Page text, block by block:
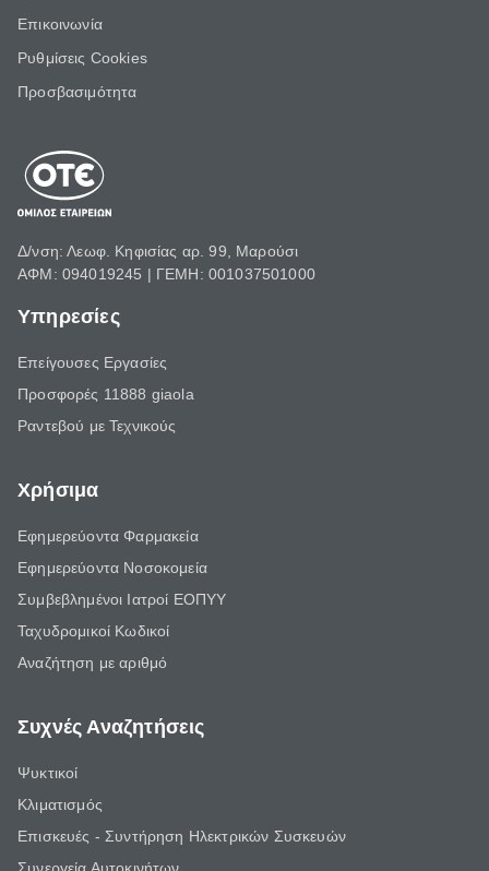
Επικοινωνία
Ρυθμίσεις Cookies
Προσβασιμότητα
Δ/νση: Λεωφ. Κηφισίας αρ. 99, Μαρούσι
ΑΦΜ: 094019245 | ΓΕΜΗ: 001037501000
Υπηρεσίες
Επείγουσες Εργασίες
Προσφορές 11888 giaola
Ραντεβού με Τεχνικούς
Χρήσιμα
Εφημερεύοντα Φαρμακεία
Εφημερεύοντα Νοσοκομεία
Συμβεβλημένοι Ιατροί ΕΟΠΥΥ
Ταχυδρομικοί Κωδικοί
Αναζήτηση με αριθμό
Συχνές Αναζητήσεις
Ψυκτικοί
Κλιματισμός
Επισκευές - Συντήρηση Ηλεκτρικών Συσκευών